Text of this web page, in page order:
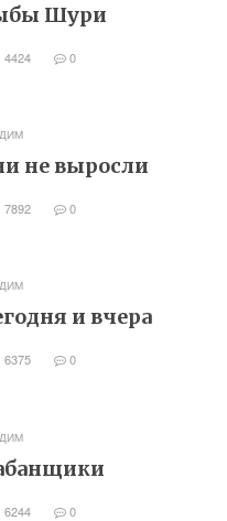
Шури
4424 0
не выросли
7892 0
и вчера
6375 0
6244 0